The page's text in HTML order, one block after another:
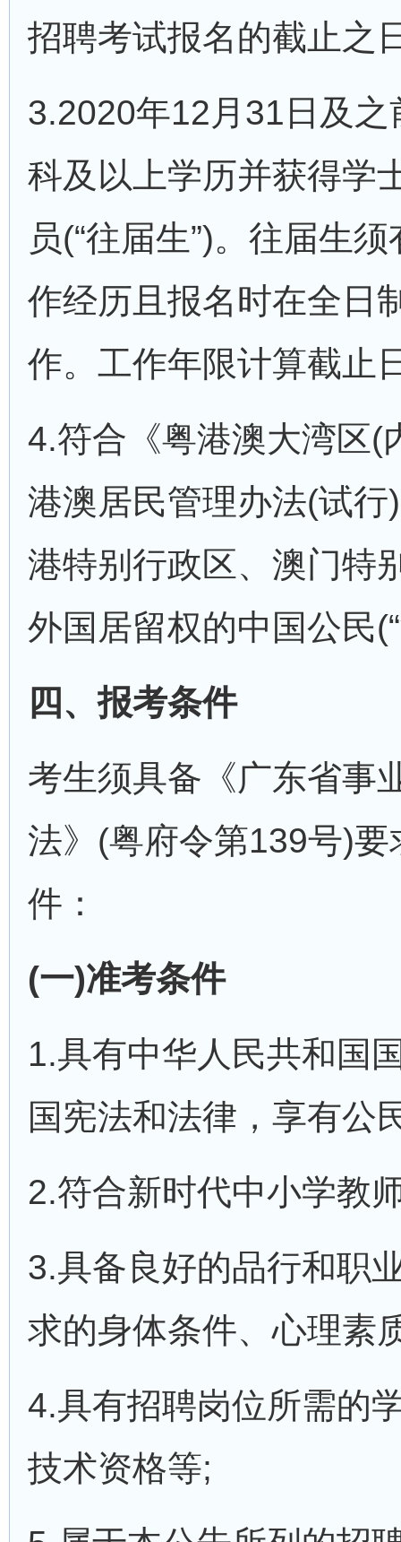
招聘考试报名的截止之
3.2020年12月31日及
科及以上学历并获得学
员(“往届生”)。往届生
作经历且报名时在全日
作。工作年限计算截止
4.符合《粤港澳大湾区(
港澳居民管理办法(试
港特别行政区、澳门特
外国居留权的中国公民
四、报考条件
考生须具备《广东省事
法》(粤府令第139号)
件：
(一)准考条件
1.具有中华人民共和国
国宪法和法律，享有公
2.符合新时代中小学教
3.具备良好的品行和职
求的身体条件、心理素
4.具有招聘岗位所需的
技术资格等;